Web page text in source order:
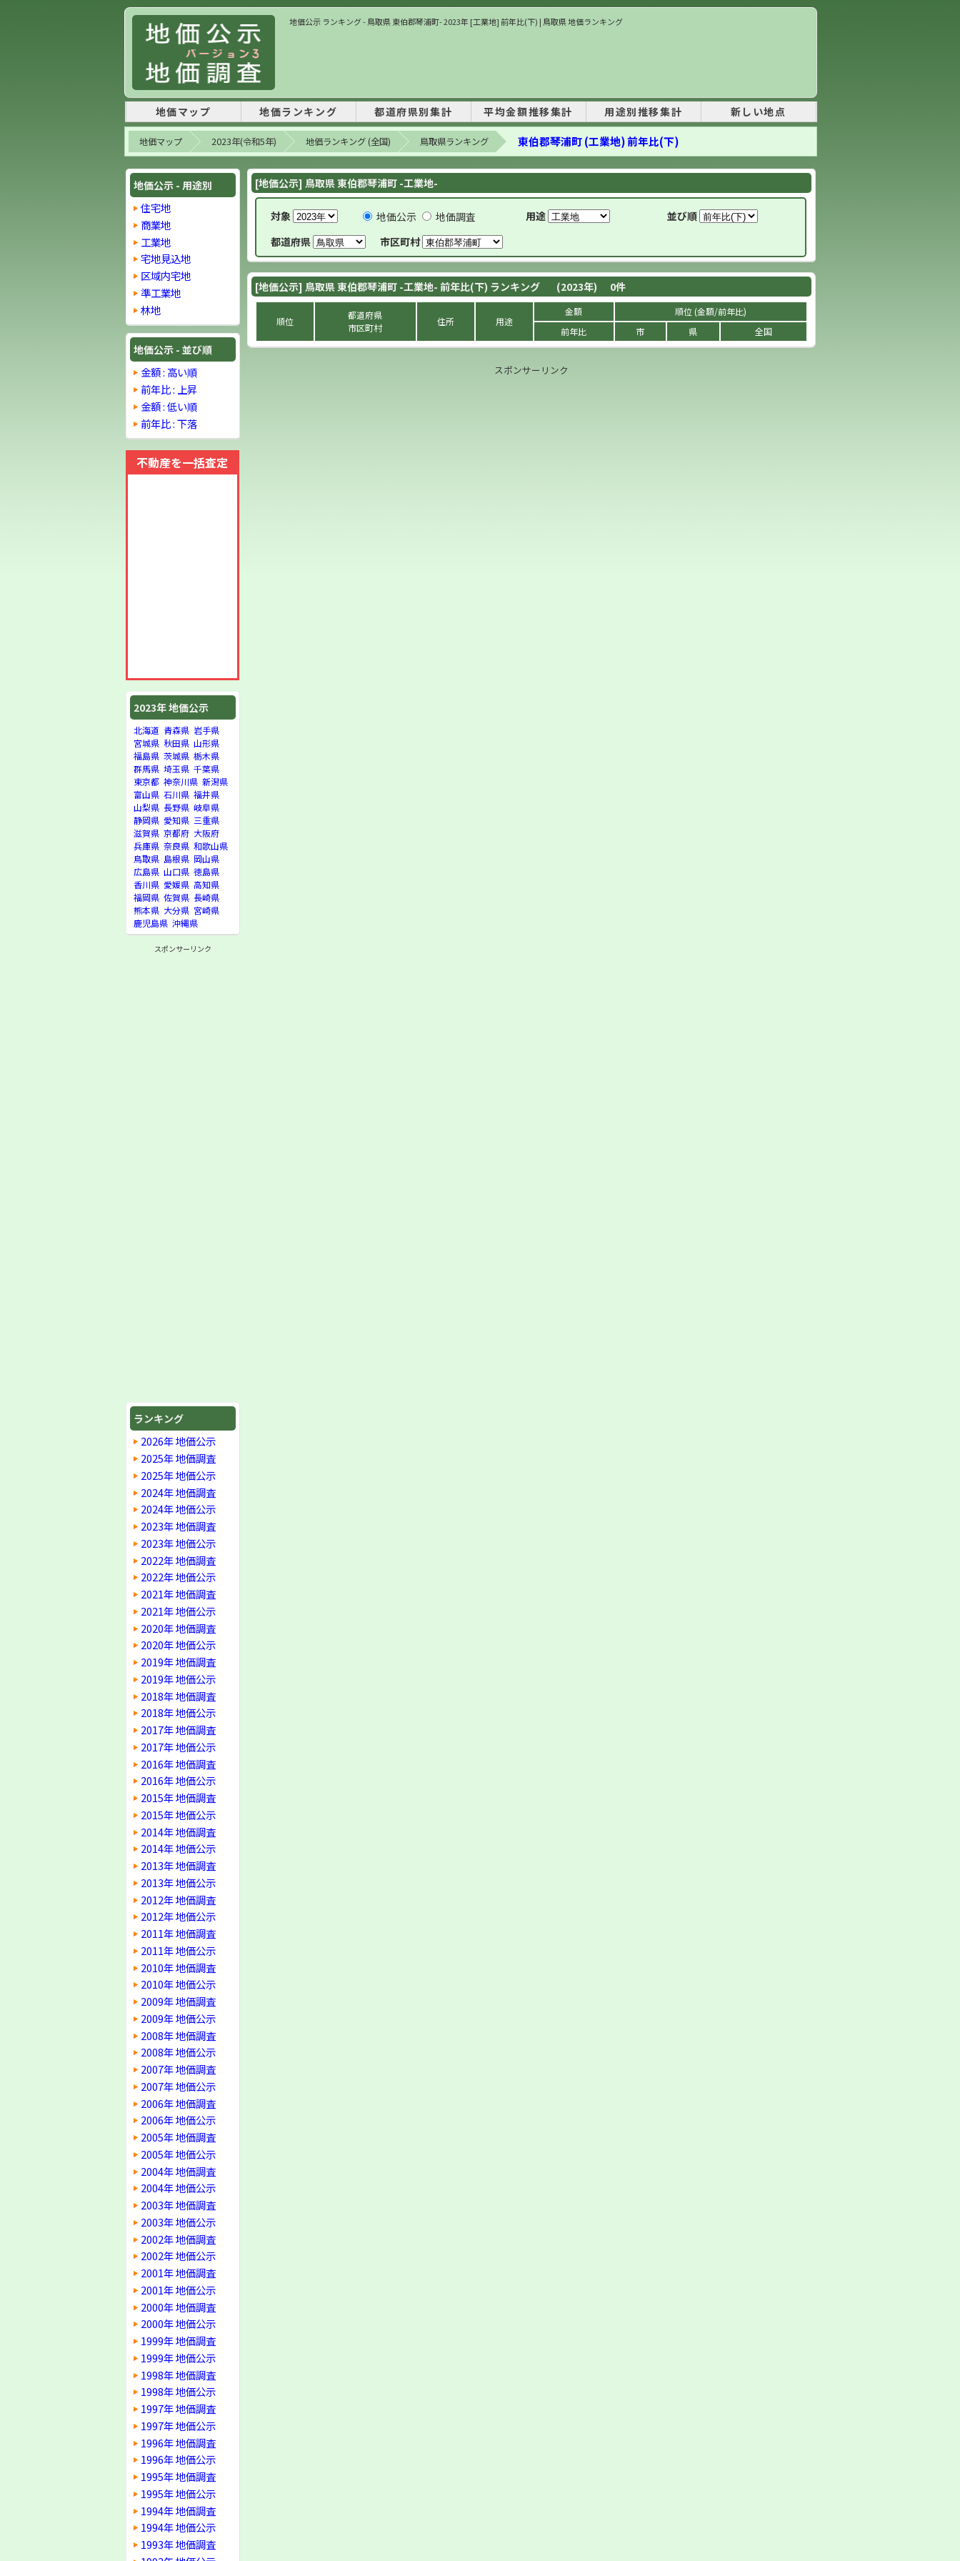
地価公示 ランキング - 鳥取県 東伯郡琴浦町- 2023年 [工業地] 前年比(下) | 鳥取県 地価ランキング
地価マップ 地価ランキング 都道府県別集計 平均金額推移集計 用途別推移集計 新しい地点
地価マップ 2023年(令和5年) 地価ランキング (全国) 鳥取県ランキング 東伯郡琴浦町 (工業地) 前年比(下)
地価公示 - 用途別
住宅地
商業地
工業地
宅地見込地
区域内宅地
準工業地
林地
地価公示 - 並び順
金額 : 高い順
前年比 : 上昇
金額 : 低い順
前年比 : 下落
不動産を一括査定
2023年 地価公示
北海道 青森県 岩手県
宮城県 秋田県 山形県
福島県 茨城県 栃木県
群馬県 埼玉県 千葉県
東京都 神奈川県 新潟県
富山県 石川県 福井県
山梨県 長野県 岐阜県
静岡県 愛知県 三重県
滋賀県 京都府 大阪府
兵庫県 奈良県 和歌山県
鳥取県 島根県 岡山県
広島県 山口県 徳島県
香川県 愛媛県 高知県
福岡県 佐賀県 長崎県
熊本県 大分県 宮崎県
鹿児島県 沖縄県
スポンサーリンク
ランキング
2026年 地価公示
2025年 地価調査
2025年 地価公示
2024年 地価調査
2024年 地価公示
2023年 地価調査
2023年 地価公示
2022年 地価調査
2022年 地価公示
2021年 地価調査
2021年 地価公示
2020年 地価調査
2020年 地価公示
2019年 地価調査
2019年 地価公示
2018年 地価調査
2018年 地価公示
2017年 地価調査
2017年 地価公示
2016年 地価調査
2016年 地価公示
2015年 地価調査
2015年 地価公示
2014年 地価調査
2014年 地価公示
2013年 地価調査
2013年 地価公示
2012年 地価調査
2012年 地価公示
2011年 地価調査
2011年 地価公示
2010年 地価調査
2010年 地価公示
2009年 地価調査
2009年 地価公示
2008年 地価調査
2008年 地価公示
2007年 地価調査
2007年 地価公示
2006年 地価調査
2006年 地価公示
2005年 地価調査
2005年 地価公示
2004年 地価調査
2004年 地価公示
2003年 地価調査
2003年 地価公示
2002年 地価調査
2002年 地価公示
2001年 地価調査
2001年 地価公示
2000年 地価調査
2000年 地価公示
1999年 地価調査
1999年 地価公示
1998年 地価調査
1998年 地価公示
1997年 地価調査
1997年 地価公示
1996年 地価調査
1996年 地価公示
1995年 地価調査
1995年 地価公示
1994年 地価調査
1994年 地価公示
1993年 地価調査
[地価公示] 鳥取県 東伯郡琴浦町 -工業地-
対象 地価公示 地価調査 用途
並び順
都道府県
市区町村
[地価公示] 鳥取県 東伯郡琴浦町 -工業地- 前年比(下) ランキング (2023年) 0件
順位
都道府県
市区町村
住所 用途
金額
順位 (金額/前年比)
前年比
市 県 全国
スポンサーリンク